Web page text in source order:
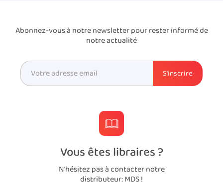
Abonnez-vous à notre newsletter pour rester informé de
notre actualité
Vous êtes libraires ?
N'hésitez pas à contacter notre
distributeur: MDS !